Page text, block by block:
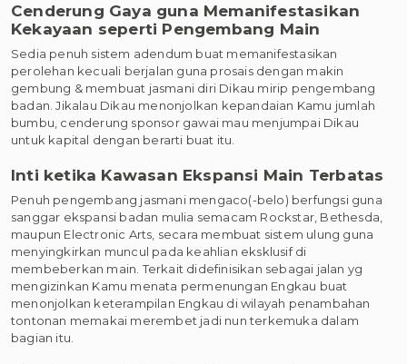
Cenderung Gaya guna Memanifestasikan
Kekayaan seperti Pengembang Main
Sedia penuh sistem adendum buat memanifestasikan
perolehan kecuali berjalan guna prosais dengan makin
gembung & membuat jasmani diri Dikau mirip pengembang
badan. Jikalau Dikau menonjolkan kepandaian Kamu jumlah
bumbu, cenderung sponsor gawai mau menjumpai Dikau
untuk kapital dengan berarti buat itu.
Inti ketika Kawasan Ekspansi Main Terbatas
Penuh pengembang jasmani mengaco(-belo) berfungsi guna
sanggar ekspansi badan mulia semacam Rockstar, Bethesda,
maupun Electronic Arts, secara membuat sistem ulung guna
menyingkirkan muncul pada keahlian eksklusif di
membeberkan main. Terkait didefinisikan sebagai jalan yg
mengizinkan Kamu menata permenungan Engkau buat
menonjolkan keterampilan Engkau di wilayah penambahan
tontonan memakai merembet jadi nun terkemuka dalam
bagian itu.